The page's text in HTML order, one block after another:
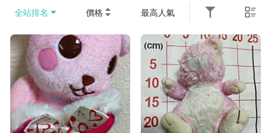
全站排名 價格 最高人氣